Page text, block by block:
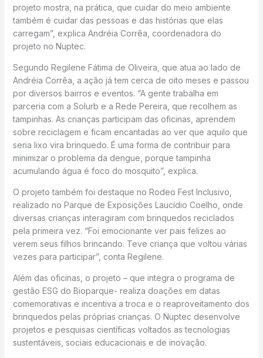
projeto mostra, na prática, que cuidar do meio ambiente
também é cuidar das pessoas e das histórias que elas
carregam”, explica Andréia Corrêa, coordenadora do
projeto no Nuptec.
Segundo Regilene Fátima de Oliveira, que atua ao lado de
Andréia Corrêa, a ação já tem cerca de oito meses e passou
por diversos bairros e eventos. “A gente trabalha em
parceria com a Solurb e a Rede Pereira, que recolhem as
tampinhas. As crianças participam das oficinas, aprendem
sobre reciclagem e ficam encantadas ao ver que aquilo que
seria lixo vira brinquedo. É uma forma de contribuir para
minimizar o problema da dengue, porque tampinha
acumulando água é foco do mosquito”, explica.
O projeto também foi destaque no Rodeo Fest Inclusivo,
realizado no Parque de Exposições Laucídio Coelho, onde
diversas crianças interagiram com brinquedos reciclados
pela primeira vez. “Foi emocionante ver pais felizes ao
verem seus filhos brincando. Teve criança que voltou várias
vezes para participar”, conta Regilene.
Além das oficinas, o projeto – que integra o programa de
gestão ESG do Bioparque- realiza doações em datas
comemorativas e incentiva a troca e o reaproveitamento dos
brinquedos pelas próprias crianças. O Nuptec desenvolve
projetos e pesquisas científicas voltados as tecnologias
sustentáveis, sociais educacionais e de inovação.